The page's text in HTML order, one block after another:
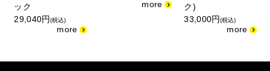
ック
29,040円(税込)
ク)
33,000円(税込)